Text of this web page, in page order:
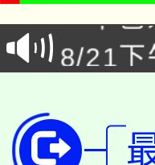
代理(
告(尚
場熱烈
8/21下
局官網
8月14